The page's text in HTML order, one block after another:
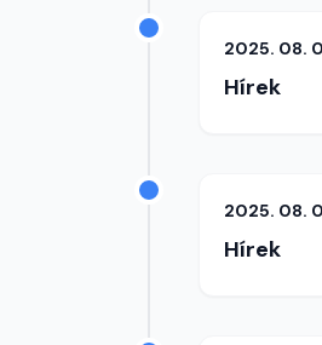
2025. 08.
Hírek
2025. 08.
Hírek